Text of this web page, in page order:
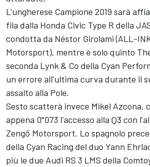
L'ungherese Campione 2019 sarà
fila dalla Honda Civic Type R della
condotta da Néstor Girolami (ALL-
Motorsport), mentre è solo quinto
seconda Lynk & Co della Cyan
un errore all'ultima curva durante il
assalto alla Pole.
Sesto scatterà invece Mikel Azcona,
appena 0"073 l'accesso alla Q3 con
Zengő Motorsport. Lo spagnolo
della Cyan Racing del duo Yann
più le due Audi RS 3 LMS della